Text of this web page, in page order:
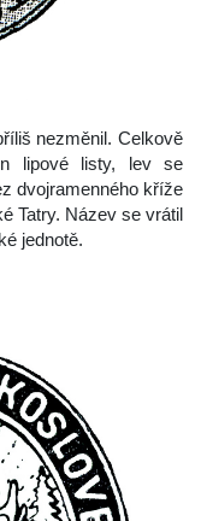
nezměnil. Celkově
lipové listy, lev se
dvojramenného kříže
Tatry. Název se vrátil
jednotě.